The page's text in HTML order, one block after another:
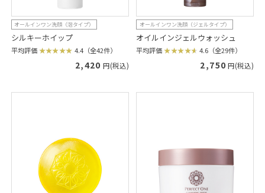
オールインワン洗顔（泡タイプ）
シルキーホイップ
平均評価 4.4（全42件）
2,420 円(税込)
オールインワン洗顔（ジェルタイプ）
オイルインジェルウォッシュ
平均評価 4.6（全29件）
2,750 円(税込)